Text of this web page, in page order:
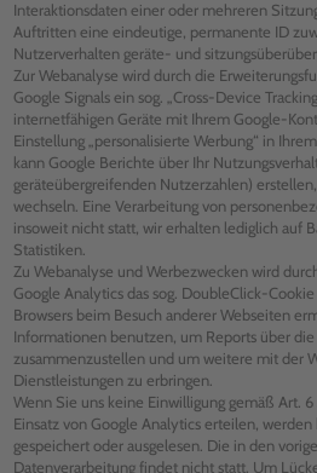
Interaktionsdaten einer oder mehreren
Auftritten eine eindeutige, permanente ID
Nutzerverhalten geräte- und
Zur Webanalyse wird durch die
Google Signals ein sog. „Cross-Device
internetfähigen Geräte mit Ihrem Google-
Einstellung „personalisierte Werbung“ in
kann Google Berichte über Ihr
geräteübergreifenden Nutzerzahlen)
wechseln. Eine Verarbeitung von
insoweit nicht statt, wir erhalten lediglich auf
Statistiken.
Zu Webanalyse und Werbezwecken wird
Google Analytics das sog. DoubleClick-
Browsers beim Besuch anderer Webseiten
Informationen benutzen, um Reports über
zusammenzustellen und um weitere mit der
Dienstleistungen zu erbringen.
Wenn Sie uns keine Einwilligung gemäß Art. 6
Einsatz von Google Analytics erteilen,
gespeichert oder ausgelesen. Die in den
Datenverarbeitung findet nicht statt. Um